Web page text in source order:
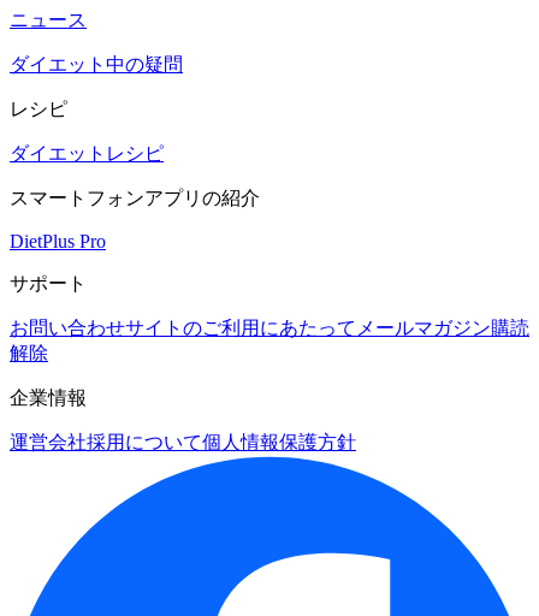
ニュース
ダイエット中の疑問
レシピ
ダイエットレシピ
スマートフォンアプリの紹介
DietPlus Pro
サポート
お問い合わせサイトのご利用にあたって メールマガジン購読
解除
企業情報
運営会社採用について個人情報保護方針